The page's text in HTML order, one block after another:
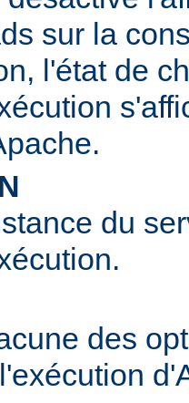
sur la
l'état de
du
des